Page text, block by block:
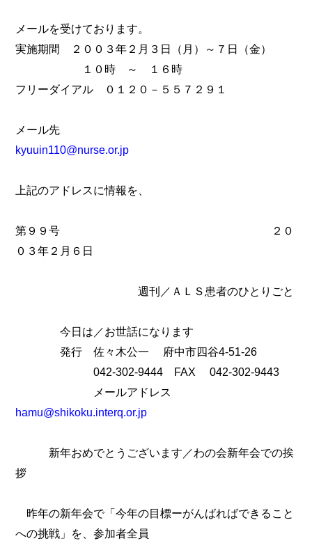
メールを受けております。
実施期間 ２００３年２月３日（月）～７日（金）
１０時 ～ １６時
フリーダイアル ０１２０－５５７２９１
メール先
kyuuin110@nurse.or.jp
上記のアドレスに情報を、
第９９号 ２０
０３年２月６日
週刊／ＡＬＳ患者のひとりごと
今日は／お世話になります
発行 佐々木公一 府中市四谷4-51-26
042-302-9444 FAX 042-302-9443
メールアドレス
hamu@shikoku.interq.or.jp
新年おめでとうございます／わの会新年会での挨
拶
昨年の新年会で「今年の目標ーがんばればできること
への挑戦」を、参加者全員